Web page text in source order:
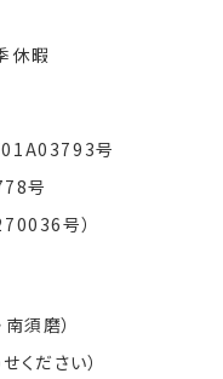
休暇
号
号
号）
須磨）
ください）